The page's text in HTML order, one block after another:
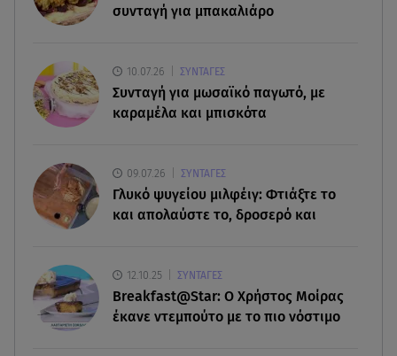
ο ρόλος του «συνδέσμου»
06.08.26 , 20:16
Αθηνά Οικονομάκου από την Μπόρα Μπόρα:
06.08.26 , 20:04
Σαμοθράκη: Συγκλονιστική διάσωση 15χρονης
από δύσβατο φαράγγι
06.08.26 , 19:44
Πότε δεν επιβάλλεται φόρος κληρονομιάς σε
τραπεζικές καταθέσεις
συνταγή για μπακαλιάρο
10.07.26 ΣΥΝΤΑΓΕΣ
Συνταγή για μωσαϊκό παγωτό, με
καραμέλα και μπισκότα
09.07.26 ΣΥΝΤΑΓΕΣ
Γλυκό ψυγείου μιλφέιγ: Φτιάξτε το
και απολαύστε το, δροσερό και
12.10.25 ΣΥΝΤΑΓΕΣ
Breakfast@Star: O Xρήστος Μοίρας
έκανε ντεμπούτο με το πιο νόστιμο